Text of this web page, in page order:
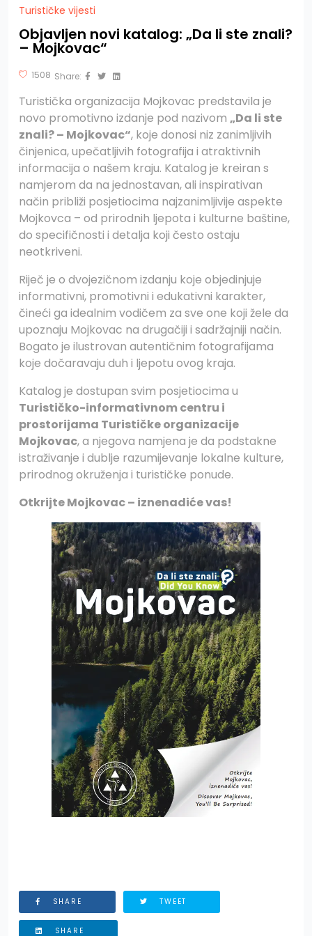
Turističke vijesti
Objavljen novi katalog: „Da li ste znali?
– Mojkovac“
1508 Share:
Turistička organizacija Mojkovac predstavila je
novo promotivno izdanje pod nazivom „Da li ste
znali? – Mojkovac“, koje donosi niz zanimljivih
činjenica, upečatljivih fotografija i atraktivnih
informacija o našem kraju. Katalog je kreiran s
namjerom da na jednostavan, ali inspirativan
način približi posjetiocima najzanimljivije aspekte
Mojkovca – od prirodnih ljepota i kulturne baštine,
do specifičnosti i detalja koji često ostaju
neotkriveni.
Riječ je o dvojezičnom izdanju koje objedinjuje
informativni, promotivni i edukativni karakter,
čineći ga idealnim vodičem za sve one koji žele da
upoznaju Mojkovac na drugačiji i sadržajniji način.
Bogato je ilustrovan autentičnim fotografijama
koje dočaravaju duh i ljepotu ovog kraja.
Katalog je dostupan svim posjetiocima u
Turističko-informativnom centru i
prostorijama Turističke organizacije
Mojkovac, a njegova namjena je da podstakne
istraživanje i dublje razumijevanje lokalne kulture,
prirodnog okruženja i turističke ponude.
Otkrijte Mojkovac – iznenadiće vas!
SHARE TWEET
SHARE